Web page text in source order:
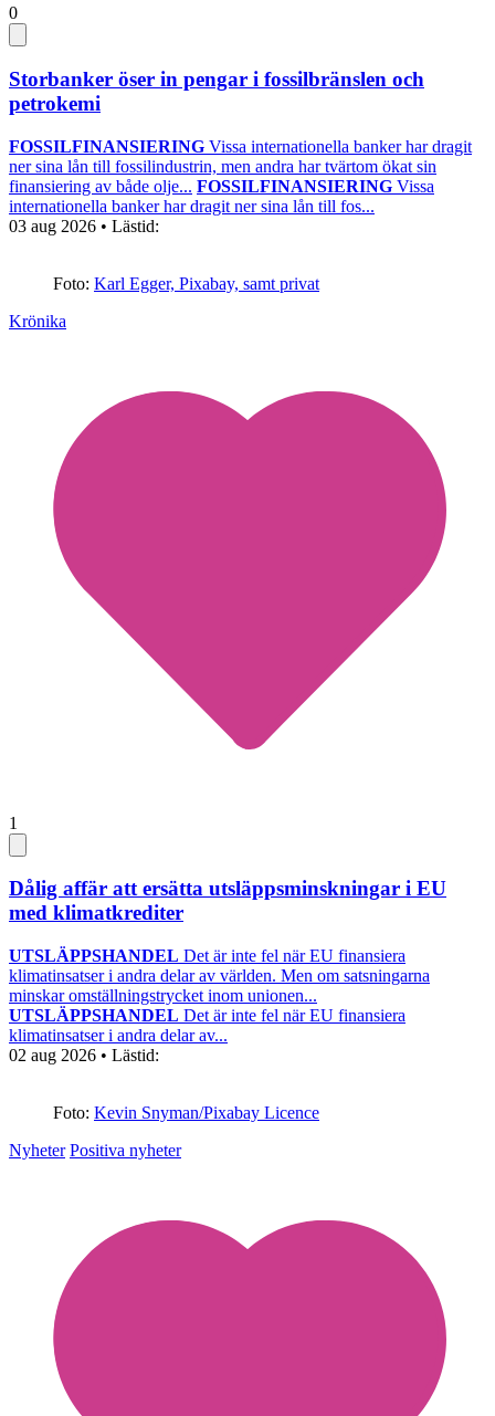
0
Storbanker öser in pengar i fossilbränslen och
petrokemi
FOSSILFINANSIERING Vissa internationella banker har dragit
ner sina lån till fossilindustrin, men andra har tvärtom ökat sin
finansiering av både olje... FOSSILFINANSIERING Vissa
internationella banker har dragit ner sina lån till fos...
03 aug 2026 • Lästid:
Foto: Karl Egger, Pixabay, samt privat
Krönika
1
Dålig affär att ersätta utsläppsminskningar i EU
med klimatkrediter
UTSLÄPPSHANDEL Det är inte fel när EU finansiera
klimatinsatser i andra delar av världen. Men om satsningarna
minskar omställningstrycket inom unionen...
UTSLÄPPSHANDEL Det är inte fel när EU finansiera
klimatinsatser i andra delar av...
02 aug 2026 • Lästid:
Foto: Kevin Snyman/Pixabay Licence
Nyheter Positiva nyheter